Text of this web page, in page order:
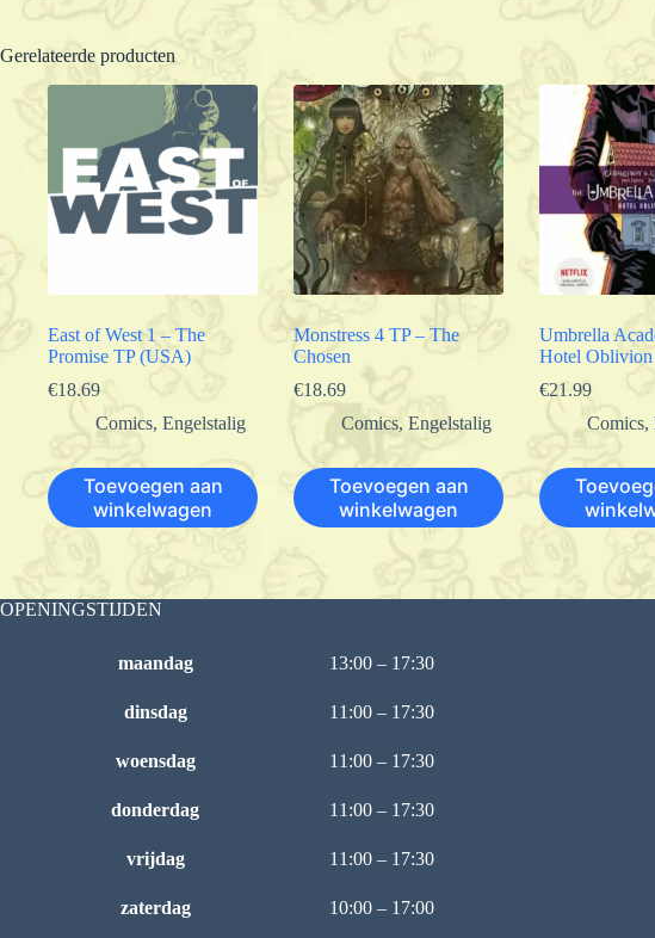
Gerelateerde producten
East of West 1 – The
Promise TP (USA)
€18.69
Comics, Engelstalig
Toevoegen aan
winkelwagen
Monstress 4 TP – The
Chosen
€18.69
Comics,Engelstalig
Toevoegen aan
winkelwagen
Umbrella
Hotel Oblivion
€21.99
Comics,
OPENINGSTIJDEN
maandag 13:00 – 17:30
dinsdag 11:00 – 17:30
woensdag 11:00 – 17:30
donderdag 11:00 – 17:30
vrijdag 11:00 – 17:30
zaterdag 10:00 – 17:00